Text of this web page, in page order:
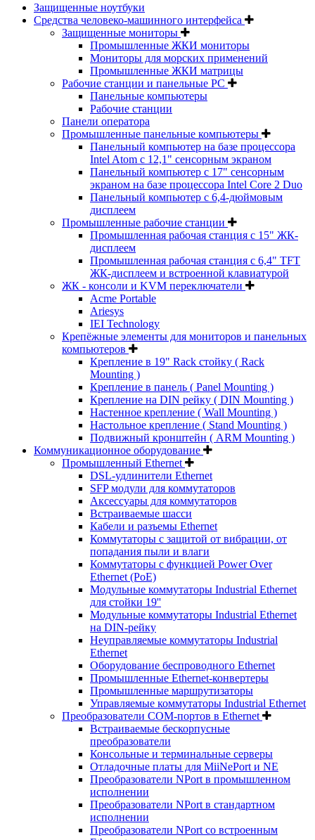
Защищенные ноутбуки
Средства человеко-машинного интерфейса
Защищенные мониторы
Промышленные ЖКИ мониторы
Мониторы для морских применений
Промышленные ЖКИ матрицы
Рабочие станции и панельные РС
Панельные компьютеры
Рабочие станции
Панели оператора
Промышленные панельные компьютеры
Панельный компьютер на базе процессора
Intel Atom с 12,1" сенсорным экраном
Панельный компьютер с 17" сенсорным
экраном на базе процессора Intel Core 2 Duo
Панельный компьютер с 6,4-дюймовым
дисплеем
Промышленные рабочие станции
Промышленная рабочая станция с 15" ЖК-
дисплеем
Промышленная рабочая станция с 6,4" TFT
ЖК-дисплеем и встроенной клавиатурой
ЖК - консоли и KVM переключатели
Acme Portable
Ariesys
IEI Technology
Крепёжные элементы для мониторов и панельных
компьютеров
Крепление в 19" Rack стойку ( Rack
Mounting )
Крепление в панель ( Panel Mounting )
Крепление на DIN рейку ( DIN Mounting )
Настенное крепление ( Wall Mounting )
Настольное крепление ( Stand Mounting )
Подвижный кронштейн ( ARM Mounting )
Коммуникационное оборудование
Промышленный Ethernet
DSL-удлинители Ethernet
SFP модули для коммутаторов
Аксессуары для коммутаторов
Встраиваемые шасси
Кабели и разъемы Ethernet
Коммутаторы с защитой от вибрации, от
попадания пыли и влаги
Коммутаторы с функцией Power Over
Ethernet (PoE)
Модульные коммутаторы Industrial Ethernet
для стойки 19''
Модульные коммутаторы Industrial Ethernet
на DIN-рейку
Неуправляемые коммутаторы Industrial
Ethernet
Оборудование беспроводного Ethernet
Промышленные Ethernet-конвертеры
Промышленные маршрутизаторы
Управляемые коммутаторы Industrial Ethernet
Преобразователи COM-портов в Ethernet
Встраиваемые бескорпусные
преобразователи
Консольные и терминальные серверы
Отладочные платы для MiiNePort и NE
Преобразователи NPort в промышленном
исполнении
Преобразователи NPort в стандартном
исполнении
Преобразователи NPort со встроенным